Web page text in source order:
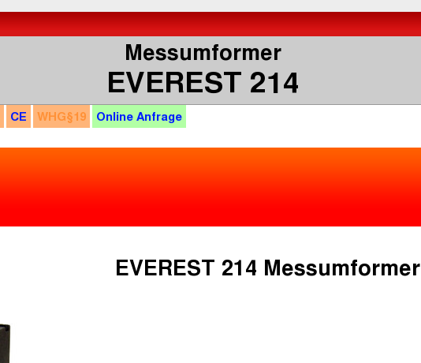
Messumformer
EVEREST 214
CE WHG§19 Online Anfrage
EVEREST 214 Messumformer